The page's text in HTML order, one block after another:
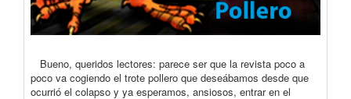
Bueno, queridos lectores: parece ser que la revista poco a
poco va cogiendo el trote pollero que deseábamos desde que
ocurrió el colapso y ya esperamos, ansiosos, entrar en el